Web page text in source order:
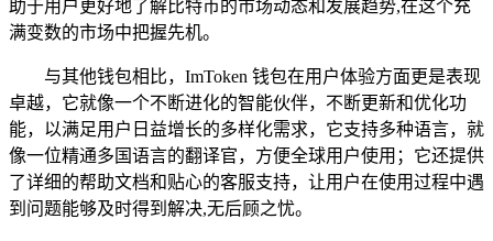
助于用户更好地了解比特币的市场动态和发展趋势,在这个充
满变数的市场中把握先机。
与其他钱包相比，ImToken 钱包在用户体验方面更是表现
卓越，它就像一个不断进化的智能伙伴，不断更新和优化功
能，以满足用户日益增长的多样化需求，它支持多种语言，就
像一位精通多国语言的翻译官，方便全球用户使用；它还提供
了详细的帮助文档和贴心的客服支持，让用户在使用过程中遇
到问题能够及时得到解决,无后顾之忧。